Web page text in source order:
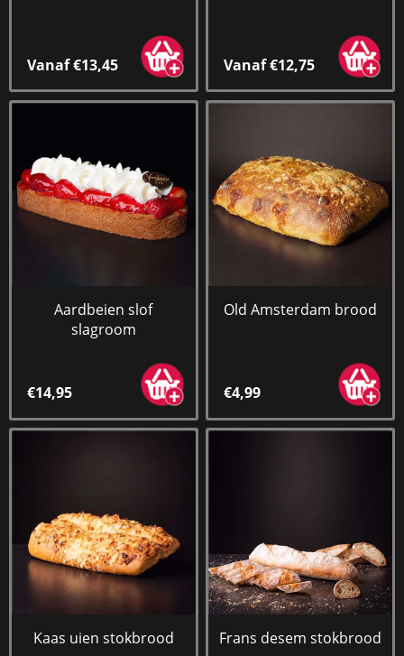
Vanaf €13,45 Vanaf €12,75
Aardbeien slof
slagroom
€14,95
Old Amsterdam brood
€4,99
Kaas uien stokbrood Frans desem stokbrood